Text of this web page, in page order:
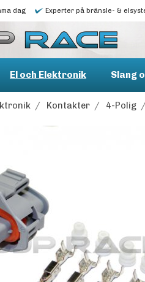
dag Experter på bränsle- &
El och Elektronik Slang
/ Kontakter / 4-Polig